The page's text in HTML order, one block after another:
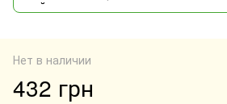
Нет в наличии
432 грн